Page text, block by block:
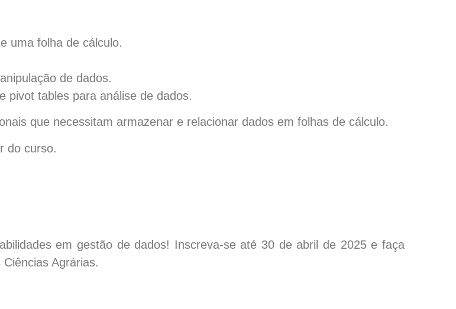
uma folha de cálculo.
de dados.
pivot tables para análise de dados.
que necessitam armazenar e relacionar dados em folhas de cálculo.
do curso.
em gestão de dados! Inscreva-se até 30 de abril de 2025 e faça
Agrárias.